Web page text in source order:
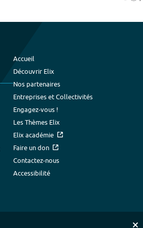
Accueil
Découvrir Elix
Nos partenaires
Entreprises et Collectivités
Engagez-vous !
Les Thèmes Elix
Elix académie
Faire un don
Contactez-nous
Accessibilité